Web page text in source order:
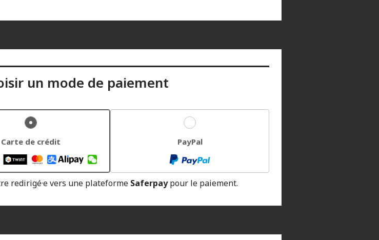
un mode de paiement
Carte de crédit PayPal
redirigé·e vers une plateforme Saferpaypour le paiement.